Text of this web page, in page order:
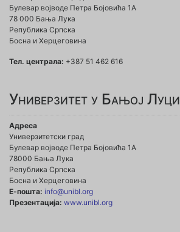
Булевар војводе Петра Бојовића 1A
78 000 Бања Лука
Република Српска
Босна и Херцеговина
Тел. централа: +387 51 462 616
Универзитет у Бањој Луци
Адреса
Универзитетски град
Булевар војводе Петра Бојовића 1А
78000 Бања Лука
Република Српска
Босна и Херцеговина
Е-пошта: info@unibl.org
Презентација: www.unibl.org